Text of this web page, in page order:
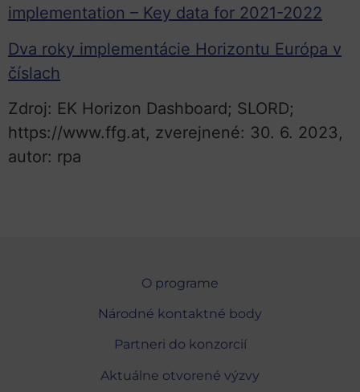
implementation – Key data for 2021-2022
Dva roky implementácie Horizontu Európa v
číslach
Zdroj: EK Horizon Dashboard; SLORD;
https://www.ffg.at, zverejnené: 30. 6. 2023,
autor: rpa
O programe
Národné kontaktné body
Partneri do konzorcií
Aktuálne otvorené výzvy